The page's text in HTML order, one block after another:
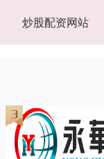
炒股配资网站